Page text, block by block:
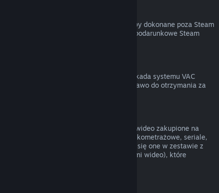
Valve nie może zapewnić zwrotu za zakupy dokonane poza Steam
(na przykład klucze produktów lub karty podarunkowe Steam
Jeśli na twoje konto została nałożona blokada systemu VAC
(Valve Anti-Cheat) na daną grę, tracisz prawo do otrzymania za
Nie możemy zwracać pieniędzy za treści wideo zakupione na
Steam (na przykład filmy pełno- oraz krótkometrażowe, seriale,
odcinki czy poradniki), chyba że znajdują się one w zestawie z
innymi treściami (niebędącymi materiałami wideo), które